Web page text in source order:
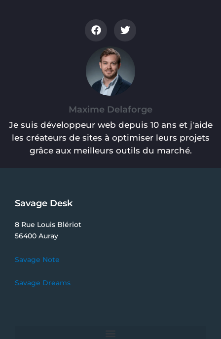
Maxime Delaforge
Je suis développeur web depuis 10 ans et j'aide
les créateurs de sites à optimiser leurs projets
grâce aux meilleurs outils du marché.
Savage Desk
8 Rue Louis Blériot
56400 Auray
Savage Note
Savage Dreams